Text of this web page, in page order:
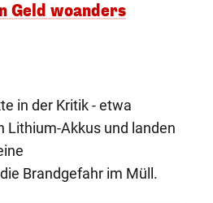
Geld woanders
in der Kritik - etwa
Lithium-Akkus und landen
Brandgefahr im Müll.